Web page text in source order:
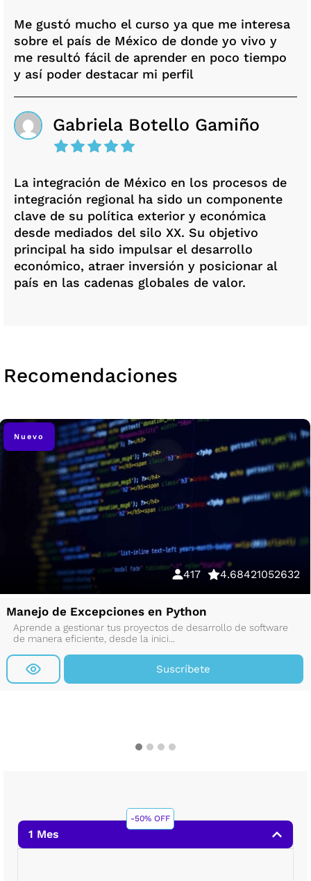
Me gustó mucho el curso ya que me interesa
sobre el país de México de donde yo vivo y
me resultó fácil de aprender en poco tiempo
y así poder destacar mi perfil
Gabriela Botello Gamiño
La integración de México en los procesos de
integración regional ha sido un componente
clave de su política exterior y económica
desde mediados del silo XX. Su objetivo
principal ha sido impulsar el desarrollo
económico, atraer inversión y posicionar al
país en las cadenas globales de valor.
Recomendaciones
Nuevo
417 4.68421052632
Manejo de Excepciones en Python
Aprende a gestionar tus proyectos de desarrollo de software
de manera eficiente, desde la inici...
Suscríbete
-50% OFF
1 Mes